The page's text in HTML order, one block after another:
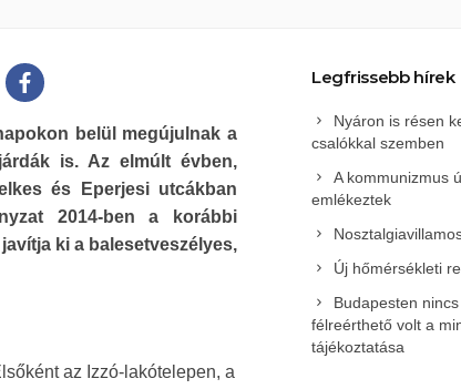
belül megújulnak a
is. Az elmúlt évben,
és Eperjesi utcákban
2014-ben a korábbi
ki a balesetveszélyes,
az Izzó-lakótelepen, a
Legfrissebb hírek
Nyáron is résen
csalókkal szemben
A kommunizmus
emlékeztek
Új hőmérsékleti
Budapesten
félreérthető volt a
tájékoztatása